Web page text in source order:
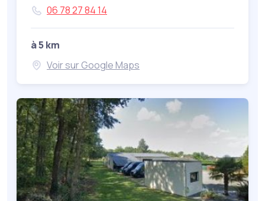
06 78 27 84 14
à 5 km
Voir sur Google Maps